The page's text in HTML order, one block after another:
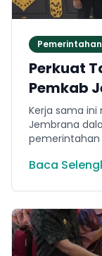
Pemerintahan
Perkuat
Pemkab
Hukum
Kerja sama ini
Jembrana
pemerintahan
mencakup
tindakan
Baca